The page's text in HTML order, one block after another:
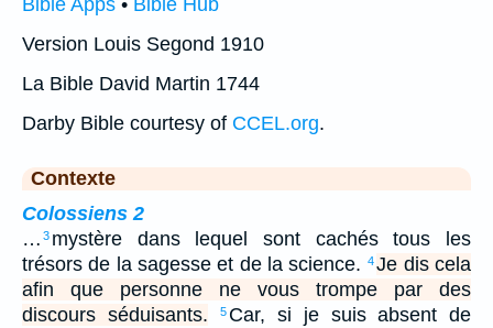
Bible Apps • Bible Hub
Version Louis Segond 1910
La Bible David Martin 1744
Darby Bible courtesy of CCEL.org.
Contexte
Colossiens 2
… 3 mystère dans lequel sont cachés tous les
trésors de la sagesse et de la science.
4 Je dis cela
afin que personne ne vous trompe par des
discours séduisants.
5 Car, si je suis absent de